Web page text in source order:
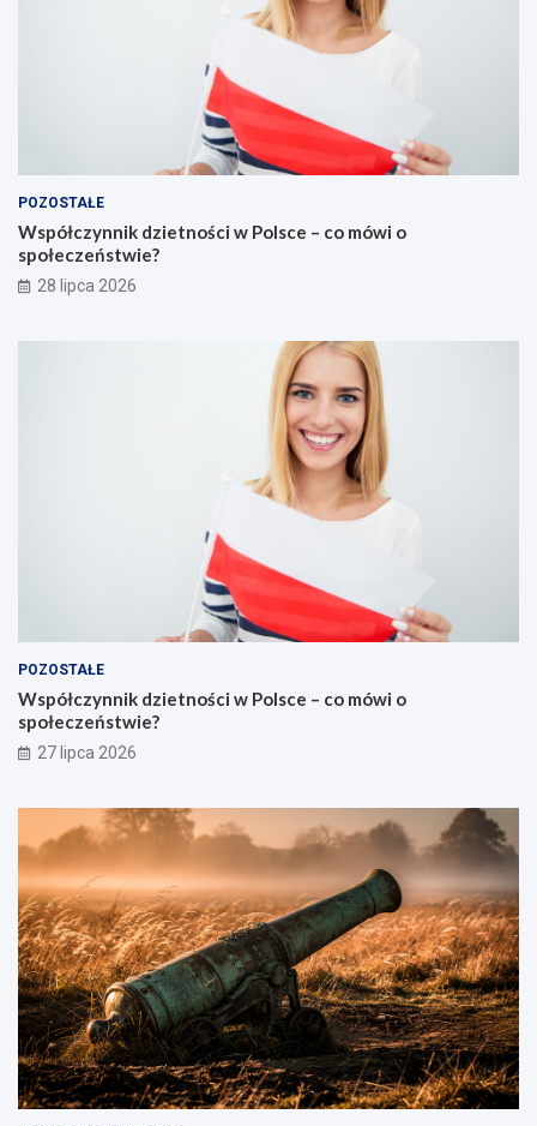
POZOSTAŁE
Współczynnik dzietności w Polsce – co mówi o
społeczeństwie?
28 lipca 2026
POZOSTAŁE
Współczynnik dzietności w Polsce – co mówi o
społeczeństwie?
27 lipca 2026